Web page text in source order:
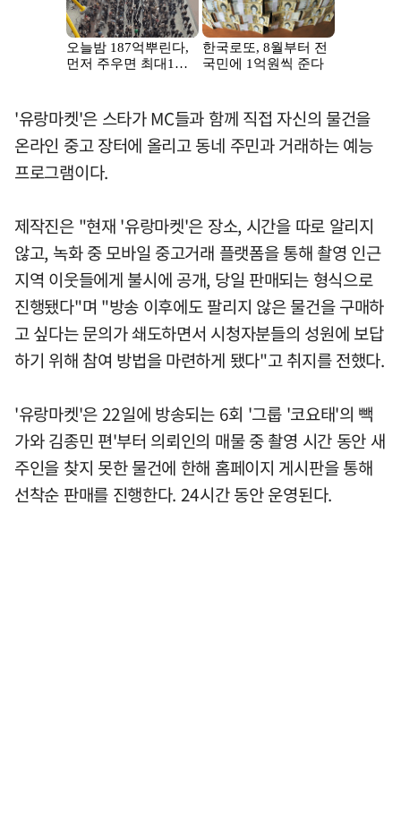
'유랑마켓'은 스타가 MC들과 함께 직접 자신의 물건을
온라인 중고 장터에 올리고 동네 주민과 거래하는 예능
프로그램이다.
제작진은 "현재 '유랑마켓'은 장소, 시간을 따로 알리지
않고, 녹화 중 모바일 중고거래 플랫폼을 통해 촬영 인근
지역 이웃들에게 불시에 공개, 당일 판매되는 형식으로
진행됐다"며 "방송 이후에도 팔리지 않은 물건을 구매하
고 싶다는 문의가 쇄도하면서 시청자분들의 성원에 보답
하기 위해 참여 방법을 마련하게 됐다"고 취지를 전했다.
'유랑마켓'은 22일에 방송되는 6회 '그룹 '코요태'의 빽
가와 김종민 편'부터 의뢰인의 매물 중 촬영 시간 동안 새
주인을 찾지 못한 물건에 한해 홈페이지 게시판을 통해
선착순 판매를 진행한다. 24시간 동안 운영된다.